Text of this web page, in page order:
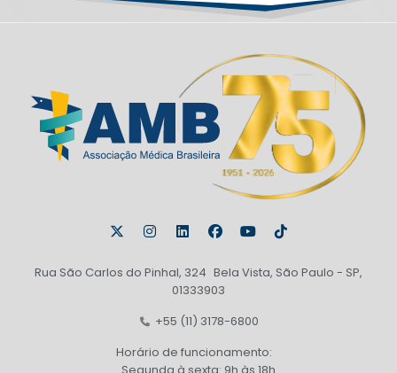
Rua São Carlos do Pinhal, 324 Bela Vista, São Paulo - SP,
01333903
+55 (11) 3178-6800
Horário de funcionamento: